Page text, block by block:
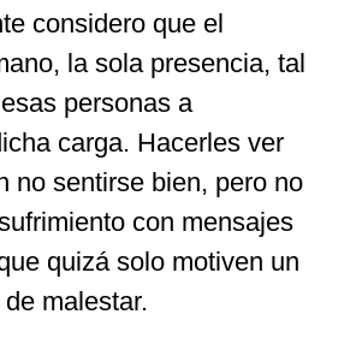
considero que el
la sola presencia, tal
personas a
carga. Hacerles ver
no sentirse bien, pero no
con mensajes
quizá solo motiven un
malestar.